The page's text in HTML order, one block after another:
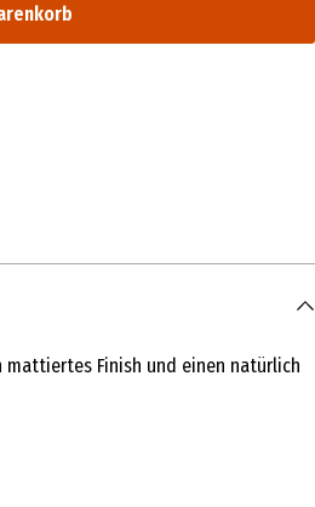
mattiertes Finish und einen natürlich